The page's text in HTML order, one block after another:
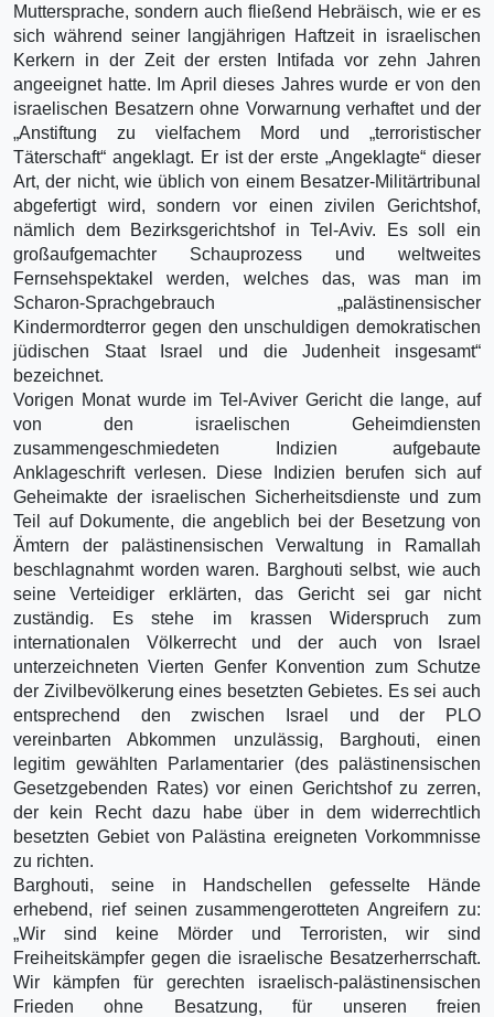
Muttersprache, sondern auch fließend Hebräisch, wie er es
sich während seiner langjährigen Haftzeit in israelischen
Kerkern in der Zeit der ersten Intifada vor zehn Jahren
angeeignet hatte. Im April dieses Jahres wurde er von den
israelischen Besatzern ohne Vorwarnung verhaftet und der
„Anstiftung zu vielfachem Mord und „terroristischer
Täterschaft“ angeklagt. Er ist der erste „Angeklagte“ dieser
Art, der nicht, wie üblich von einem Besatzer-Militärtribunal
abgefertigt wird, sondern vor einen zivilen Gerichtshof,
nämlich dem Bezirksgerichtshof in Tel-Aviv. Es soll ein
großaufgemachter Schauprozess und weltweites
Fernsehspektakel werden, welches das, was man im
Scharon-Sprachgebrauch „palästinensischer
Kindermordterror gegen den unschuldigen demokratischen
jüdischen Staat Israel und die Judenheit insgesamt“
bezeichnet.
Vorigen Monat wurde im Tel-Aviver Gericht die lange, auf
von den israelischen Geheimdiensten
zusammengeschmiedeten Indizien aufgebaute
Anklageschrift verlesen. Diese Indizien berufen sich auf
Geheimakte der israelischen Sicherheitsdienste und zum
Teil auf Dokumente, die angeblich bei der Besetzung von
Ämtern der palästinensischen Verwaltung in Ramallah
beschlagnahmt worden waren. Barghouti selbst, wie auch
seine Verteidiger erklärten, das Gericht sei gar nicht
zuständig. Es stehe im krassen Widerspruch zum
internationalen Völkerrecht und der auch von Israel
unterzeichneten Vierten Genfer Konvention zum Schutze
der Zivilbevölkerung eines besetzten Gebietes. Es sei auch
entsprechend den zwischen Israel und der PLO
vereinbarten Abkommen unzulässig, Barghouti, einen
legitim gewählten Parlamentarier (des palästinensischen
Gesetzgebenden Rates) vor einen Gerichtshof zu zerren,
der kein Recht dazu habe über in dem widerrechtlich
besetzten Gebiet von Palästina ereigneten Vorkommnisse
zu richten.
Barghouti, seine in Handschellen gefesselte Hände
erhebend, rief seinen zusammengerotteten Angreifern zu:
„Wir sind keine Mörder und Terroristen, wir sind
Freiheitskämpfer gegen die israelische Besatzerherrschaft.
Wir kämpfen für gerechten israelisch-palästinensischen
Frieden ohne Besatzung, für unseren freien